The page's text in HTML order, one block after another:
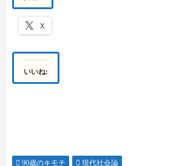
X
いいね:
90歳のキモチ 現代社会論